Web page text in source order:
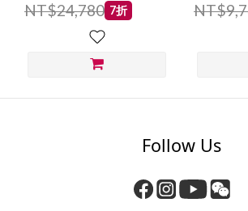
NT$24,780 7折
Follow Us